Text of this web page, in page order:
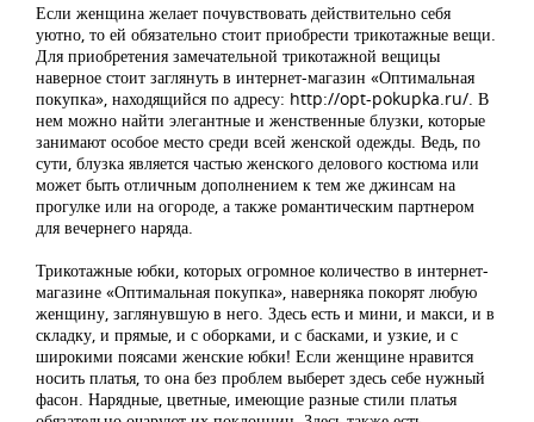
Если женщина желает почувствовать действительно себя
уютно, то ей обязательно стоит приобрести трикотажные вещи.
Для приобретения замечательной трикотажной вещицы
наверное стоит заглянуть в интернет-магазин «Оптимальная
покупка», находящийся по адресу: http://opt-pokupka.ru/. В
нем можно найти элегантные и женственные блузки, которые
занимают особое место среди всей женской одежды. Ведь, по
сути, блузка является частью женского делового костюма или
может быть отличным дополнением к тем же джинсам на
прогулке или на огороде, а также романтическим партнером
для вечернего наряда.
Трикотажные юбки, которых огромное количество в интернет-
магазине «Оптимальная покупка», наверняка покорят любую
женщину, заглянувшую в него. Здесь есть и мини, и макси, и в
складку, и прямые, и с оборками, и с басками, и узкие, и с
широкими поясами женские юбки! Если женщине нравится
носить платья, то она без проблем выберет здесь себе нужный
фасон. Нарядные, цветные, имеющие разные стили платья